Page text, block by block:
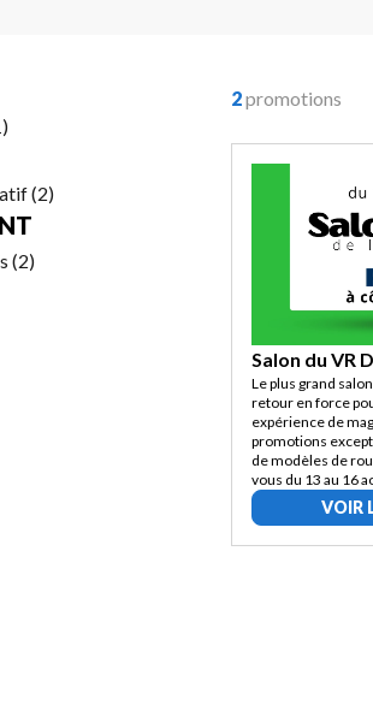
)
(2)
(2)
2promotions
Salon du VR
Le plus grand
retour en force
expérience de
promotions
de modèles de
vous du 13 au 16
VOIR